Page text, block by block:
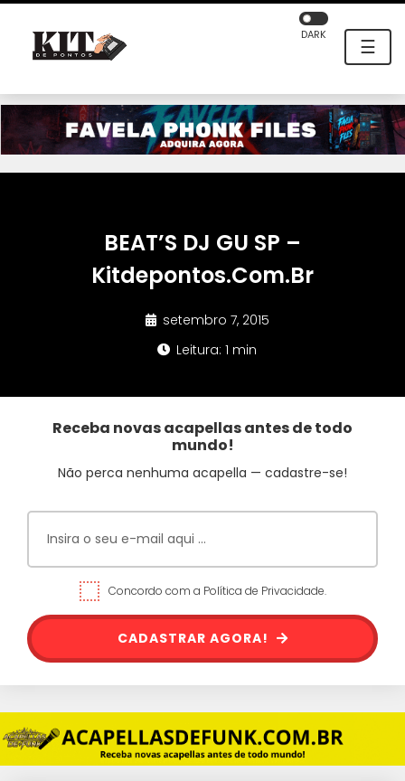
☰
DARK
BEAT’S DJ GU SP –
Kitdepontos.Com.Br
setembro 7, 2015
Leitura: 1 min
Receba novas acapellas antes de todo
mundo!
Não perca nenhuma acapella — cadastre-se!
Concordo com a Política de Privacidade.
CADASTRAR AGORA!